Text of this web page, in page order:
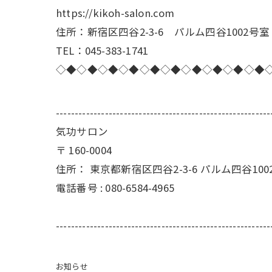
https://kikoh-salon.com
住所：新宿区四谷2-3-6 パルム四谷1002号室
TEL：045-383-1741
気功サロン
〒 160-0004
住所： 東京都新宿区四谷2-3-6 パルム四谷
電話番号 : 080-6584-4965
お知らせ